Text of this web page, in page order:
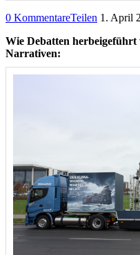
0 KommentareTeilen 1. April
Wie Debatten
Narrativen: